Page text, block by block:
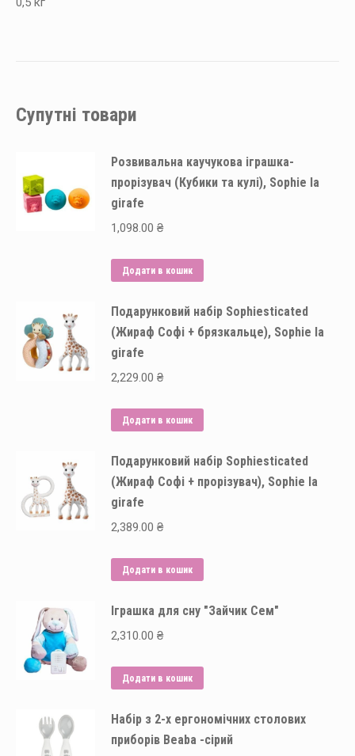
Супутні товари
Розвивальна каучукова іграшка-
прорізувач (Кубики та кулі), Sophie la
girafe
1,098.00 ₴
Додати в кошик
Подарунковий набір Sophiesticated
(Жираф Софі + брязкальце), Sophie la
girafe
2,229.00 ₴
Додати в кошик
Подарунковий набір Sophiesticated
(Жираф Софі + прорізувач), Sophie la
girafe
2,389.00 ₴
Додати в кошик
Іграшка для сну "Зайчик Сем"
2,310.00 ₴
Додати в кошик
Набір з 2-х ергономічних столових
приборів Beaba -сірий